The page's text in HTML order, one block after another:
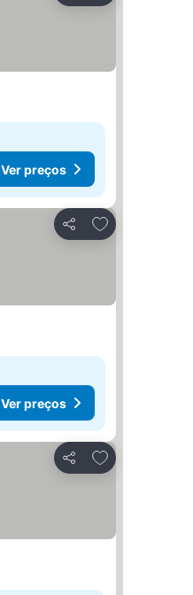
Ver preços
Partilhar
Adicionar aos
Ver preços
Partilhar
Adicionar aos